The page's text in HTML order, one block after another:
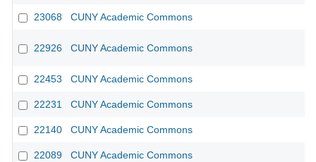
23068 CUNY Academic Commons
22926 CUNY Academic Commons
22453 CUNY Academic Commons
22231 CUNY Academic Commons
22140 CUNY Academic Commons
22089 CUNY Academic Commons